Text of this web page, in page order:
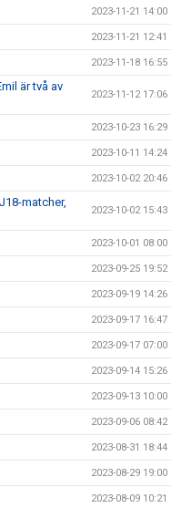
2023-11-21 14:00
2023-11-21 12:41
2023-11-18 16:55
är två av
2023-11-12 17:06
2023-10-23 16:29
2023-10-11 14:24
2023-10-02 20:46
matcher,
2023-10-02 15:43
2023-10-01 08:00
2023-09-25 19:52
2023-09-19 14:26
2023-09-17 16:47
2023-09-17 07:00
2023-09-14 15:26
2023-09-13 10:00
2023-09-06 08:42
2023-08-31 18:44
2023-08-29 19:00
2023-08-09 10:21